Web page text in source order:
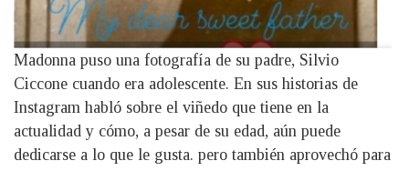
Madonna puso una fotografía de su padre, Silvio
Ciccone cuando era adolescente. En sus historias de
Instagram habló sobre el viñedo que tiene en la
actualidad y cómo, a pesar de su edad, aún puede
dedicarse a lo que le gusta. pero también aprovechó para